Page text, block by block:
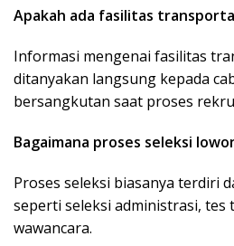
Apakah ada fasilitas
Informasi mengenai fasilitas
ditanyakan langsung kepada
bersangkutan saat proses
Bagaimana proses seleksi
Proses seleksi biasanya terdiri
seperti seleksi administrasi, tes
wawancara.